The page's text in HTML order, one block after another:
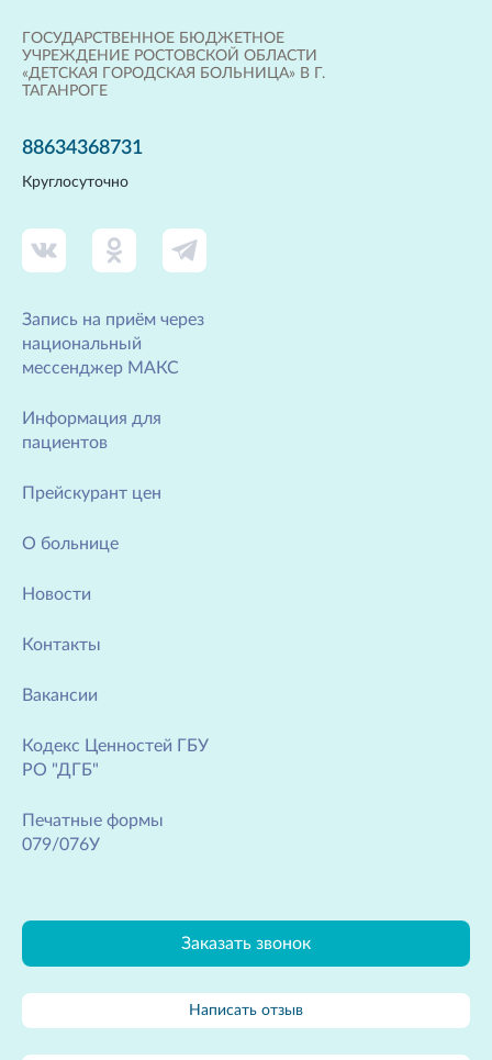
ГОСУДАРСТВЕННОЕ БЮДЖЕТНОЕ
УЧРЕЖДЕНИЕ РОСТОВСКОЙ ОБЛАСТИ
«ДЕТСКАЯ ГОРОДСКАЯ БОЛЬНИЦА» В Г.
ТАГАНРОГЕ
88634368731
Круглосуточно
Запись на приём через
национальный
мессенджер МАКС
Информация для
пациентов
Прейскурант цен
О больнице
Новости
Контакты
Вакансии
Кодекс Ценностей ГБУ
РО "ДГБ"
Печатные формы
079/076У
Заказать звонок
Написать отзыв